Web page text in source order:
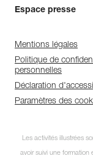
Espace presse
Mentions légales
Politique de
personnelles
Déclaration
Paramètres des
Les activités illustrées
avoir suivi une formation